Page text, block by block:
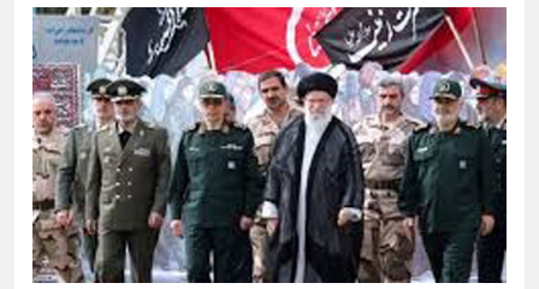
হারুনসহ ১০ জন
ঢাকার চারপাশে সচল হবে নৌপথ,
রাজধানীর দুই মেট্রো স্টেশনে
আদালতকে বলতে চাইলাম
লতিফ সিদ্দিকী